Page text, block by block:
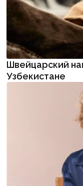
Швейцарский
Узбекистане